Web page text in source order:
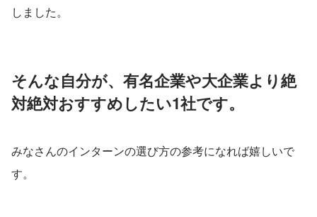
しました。
そんな自分が、有名企業や大企業より絶
対絶対おすすめしたい1社です。
みなさんのインターンの選び方の参考になれば嬉しいで
す。